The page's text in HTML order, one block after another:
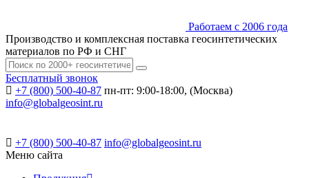
Работаем с 2006 года
Производство и комплексная поставка геосинтетических
материалов по РФ и СНГ
Бесплатный звонок
+7 (800) 500-40-87 пн-пт: 9:00-18:00, (Москва)
info@globalgeosint.ru
+7 (800) 500-40-87 info@globalgeosint.ru
Меню сайта